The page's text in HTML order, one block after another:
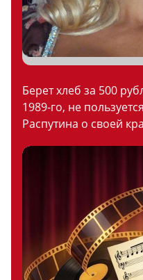
Берет хлеб за 500
1989-го, не
Распутина о своей